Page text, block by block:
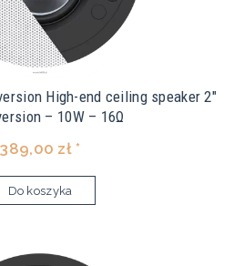
High-end ceiling speaker 2"
– 10W – 16Ω
389,00 zł *
Do koszyka